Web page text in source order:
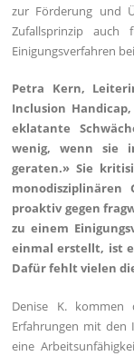
zur Förderung und
Zufallsprinzip auch
Einigungsverfahren
Petra Kern,
Inclusion
eklatante
wenig, wenn sie
geraten.» Sie
proaktiv gegen
zu einem
einmal erstellt, ist
Dafür fehlt vielen
Denise K. kommen
Erfahrungen mit den
eine